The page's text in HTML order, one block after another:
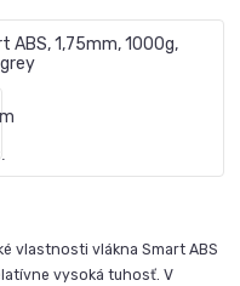
vlastnosti vlákna Smart ABS
vysoká tuhosť. V